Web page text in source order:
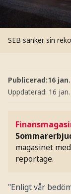
SEB sänker sin
Publicerad:16
Uppdaterad: 16
magasinet
reportage.
"Enligt vår